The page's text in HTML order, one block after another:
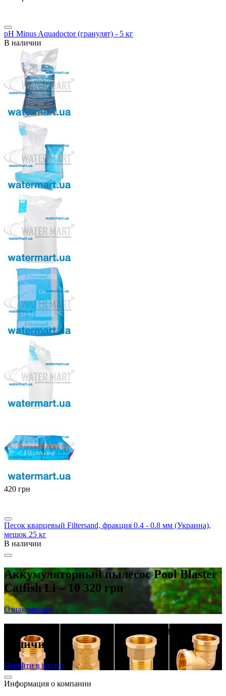
pH Minus Aquadoctor (гранулят) - 5 кг
В наличии
‍420‍ грн
Песок кварцевый Filtersand, фракция 0.4 - 0.8 мм (Украина),
мешок 25 кг
В наличии
Аккумуляторный пылесос Pool Blaster
Catfish Li – 10 320 грн
Ознакомиться
Латунные резьбовые фитинги в
наличии
Перейти в раздел
Информация о компании